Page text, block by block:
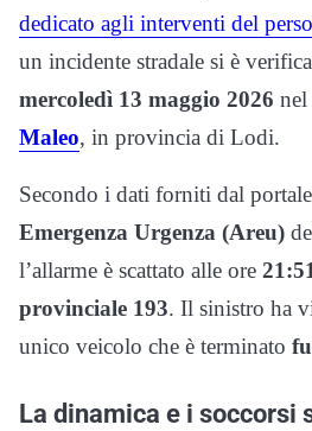
dedicato agli interventi del
un incidente stradale si è
mercoledì 13 maggio 2026
Maleo, in provincia di Lodi.
Secondo i dati forniti dal
Emergenza Urgenza (Areu)
l’allarme è scattato alle ore
provinciale 193. Il sinistro ha
unico veicolo che è terminato
La dinamica e i soccorsi